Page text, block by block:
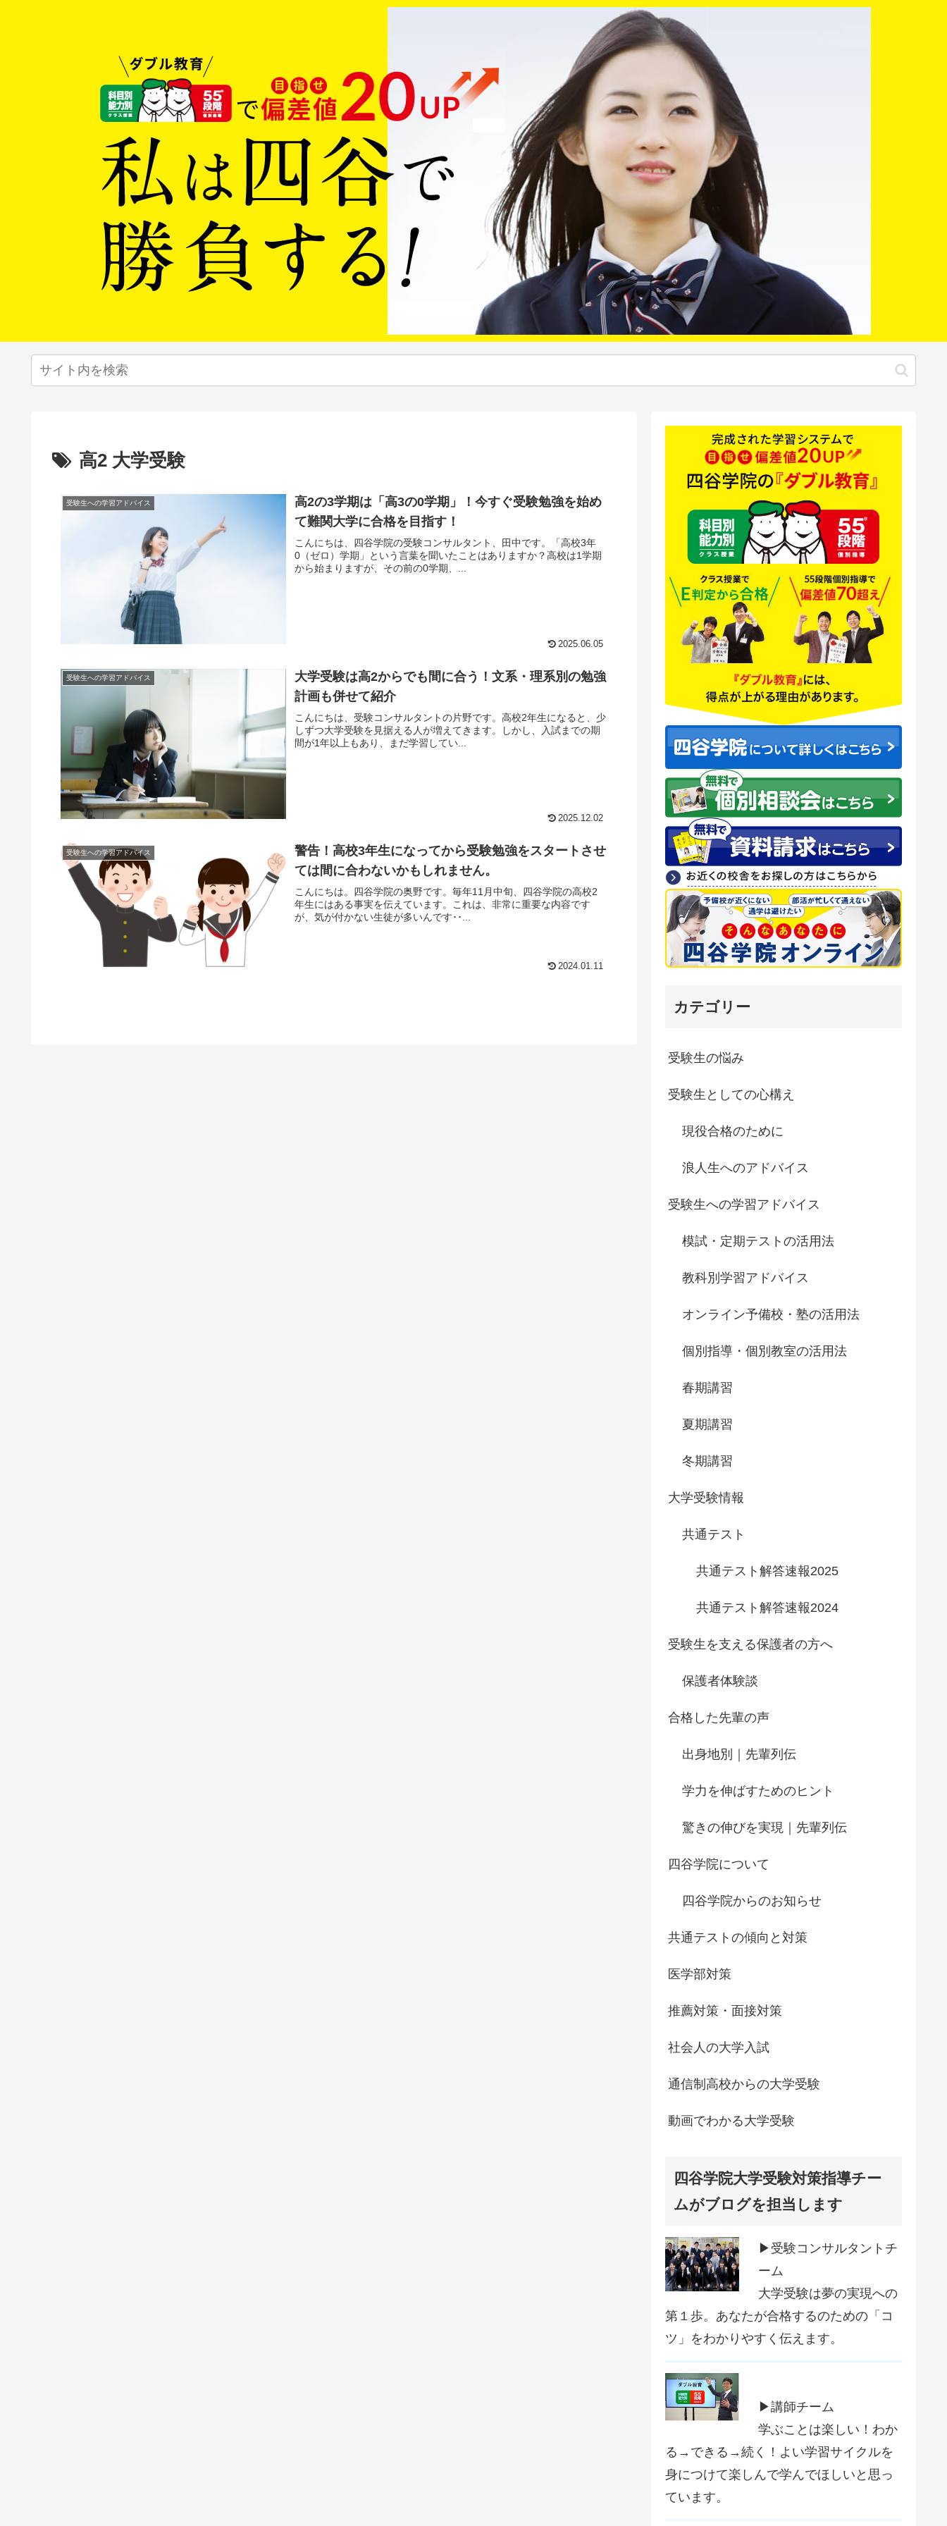
高2 大学受験
受験生への学習アドバイス
高2の3学期は「高3の0学期」！今すぐ受験勉強を始め
て難関大学に合格を目指す！
こんにちは、四谷学院の受験コンサルタント、田中です。「高校3年
0（ゼロ）学期」という言葉を聞いたことはありますか？高校は1学期
から始まりますが、その前の0学期、...
2025.06.05
受験生への学習アドバイス
大学受験は高2からでも間に合う！文系・理系別の勉強
計画も併せて紹介
こんにちは、受験コンサルタントの片野です。高校2年生になると、少
しずつ大学受験を見据える人が増えてきます。しかし、入試までの期
間が1年以上もあり、まだ学習してい...
2025.12.02
受験生への学習アドバイス
警告！高校3年生になってから受験勉強をスタートさせ
ては間に合わないかもしれません。
こんにちは。四谷学院の奥野です。毎年11月中旬、四谷学院の高校2
年生にはある事実を伝えています。これは、非常に重要な内容です
が、気が付かない生徒が多いんです･･...
2024.01.11
カテゴリー
受験生の悩み
受験生としての心構え
現役合格のために
浪人生へのアドバイス
受験生への学習アドバイス
模試・定期テストの活用法
教科別学習アドバイス
オンライン予備校・塾の活用法
個別指導・個別教室の活用法
春期講習
夏期講習
冬期講習
大学受験情報
共通テスト
共通テスト解答速報2025
共通テスト解答速報2024
受験生を支える保護者の方へ
保護者体験談
合格した先輩の声
出身地別｜先輩列伝
学力を伸ばすためのヒント
驚きの伸びを実現｜先輩列伝
四谷学院について
四谷学院からのお知らせ
共通テストの傾向と対策
医学部対策
推薦対策・面接対策
社会人の大学入試
通信制高校からの大学受験
動画でわかる大学受験
四谷学院大学受験対策指導チー
ムがブログを担当します
▶受験コンサルタントチ
ーム
大学受験は夢の実現への
第１歩。あなたが合格するのための「コ
ツ」をわかりやすく伝えます。
▶講師チーム
学ぶことは楽しい！わか
る→できる→続く！よい学習サイクルを
身につけて楽しんで学んでほしいと思っ
ています。